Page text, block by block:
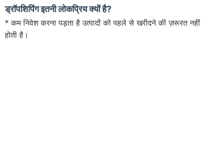
ड्रॉपशिपिंग इतनी लोकप्रिय क्यों है?
* कम निवेश करना पड़ता है उत्पादों को पहले से खरीदने की ज़रूरत नहीं
होती है।